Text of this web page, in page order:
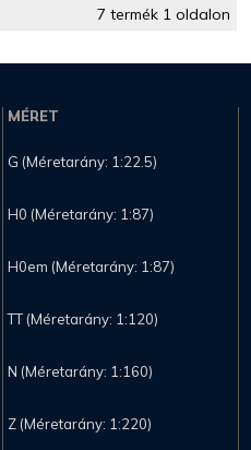
7 termék 1 oldalon
MÉRET
G (Méretarány: 1:22.5)
H0 (Méretarány: 1:87)
H0em (Méretarány: 1:87)
TT (Méretarány: 1:120)
N (Méretarány: 1:160)
Z (Méretarány: 1:220)